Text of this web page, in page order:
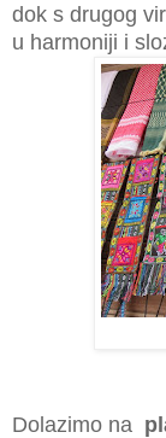
dok s drugog
u harmoniji i
Dolazimo na